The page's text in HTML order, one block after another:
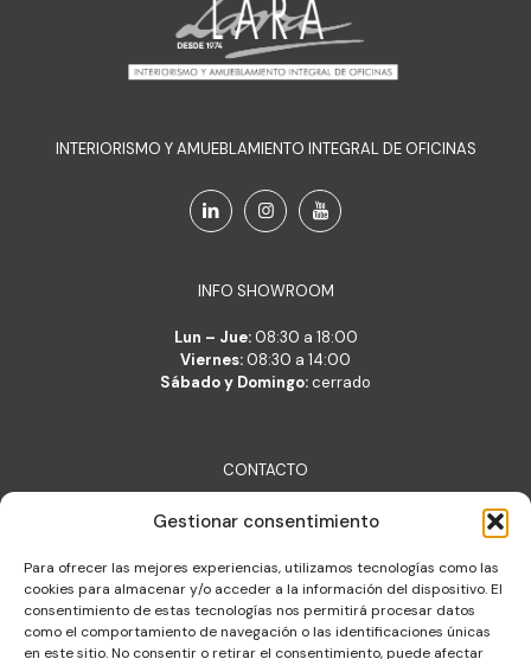
Gestionar consentimiento
Para ofrecer las mejores experiencias, utilizamos tecnologías como las
cookies para almacenar y/o acceder a la información del dispositivo. El
consentimiento de estas tecnologías nos permitirá procesar datos
como el comportamiento de navegación o las identificaciones únicas
en este sitio. No consentir o retirar el consentimiento, puede afectar
INTERIORISMO Y AMUEBLAMIENTO INTEGRAL DE OFICINAS
INFO SHOWROOM
Lun – Jue:08:30 a 18:00
Viernes: 08:30 a 14:00
Sábado y Domingo:cerrado
CONTACTO
Lara Belsué S.L.
lara@lara.es
T: +34 976 377 704
Almacén de logística integral
c/ Constitución 30, Cuarte de Huerva